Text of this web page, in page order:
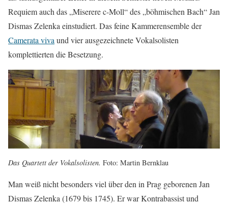
Requiem auch das „Miserere c-Moll“ des „böhmischen Bach“ Jan
Dismas Zelenka einstudiert. Das feine Kammerensemble der
Camerata viva und vier ausgezeichnete Vokalsolisten
komplettierten die Besetzung.
Das Quartett der Vokalsolisten. Foto: Martin Bernklau
Man weiß nicht besonders viel über den in Prag geborenen Jan
Dismas Zelenka (1679 bis 1745). Er war Kontrabassist und